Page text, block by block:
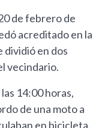
de febrero de
acreditado en la
dividió en dos
vecindario.
14:00 horas,
de una moto a
en bicicleta.